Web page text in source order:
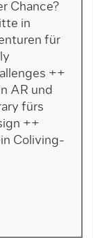
Chance?
in
für
++
AR und
fürs
++
Coliving-